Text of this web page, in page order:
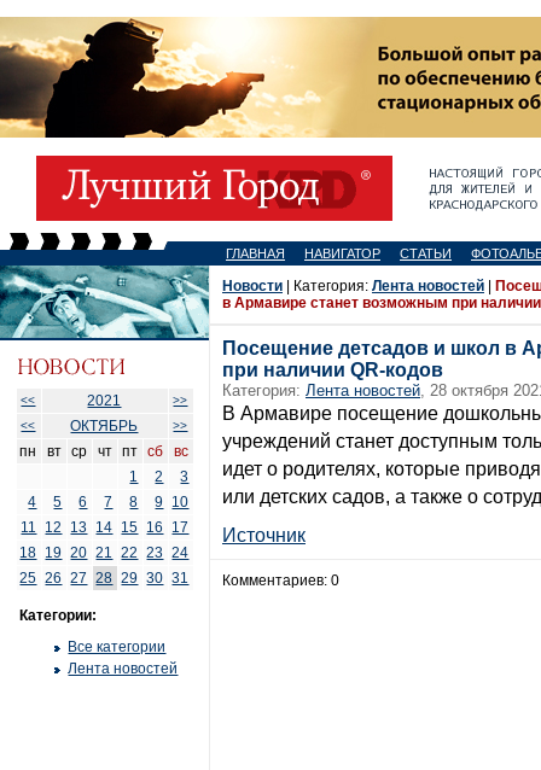
ГЛАВНАЯ НАВИГАТОР СТАТЬИ
<< 2021
>>
<<
ОКТЯБРЬ >>
пн вт ср чт пт сб
вс
1
2
3
4
5 6 7 8 9 10
11
12 13 14 15 16
17
18 19 20 21 22 23 24
25 26 27 28 29 30 31
Категории:
Все категории
Лента новостей
Новости | Категория: Лента новостей
в Армавире станет возможным при
Посещение детсадов и школ в
при наличии QR-кодов
Категория: Лента новостей, 28 октября
В Армавире посещение
учреждений станет доступным
идет о родителях, которые
или детских садов, а также о
Источник
Комментариев: 0